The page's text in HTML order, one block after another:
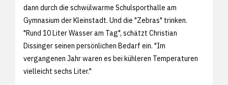
dann durch die schwülwarme Schulsporthalle am
Gymnasium der Kleinstadt. Und die "Zebras" trinken.
"Rund 10 Liter Wasser am Tag", schätzt Christian
Dissinger seinen persönlichen Bedarf ein. "Im
vergangenen Jahr waren es bei kühleren Temperaturen
vielleicht sechs Liter."